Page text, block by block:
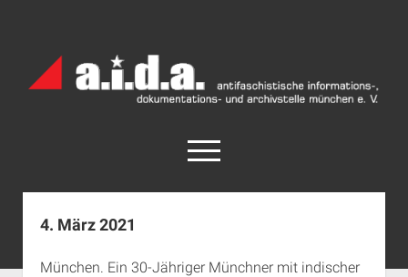
Archiv
München
open
menu
facebook
rss info@aida-archiv.de
4. März 2021
München. Ein 30-Jähriger Münchner mit indischer